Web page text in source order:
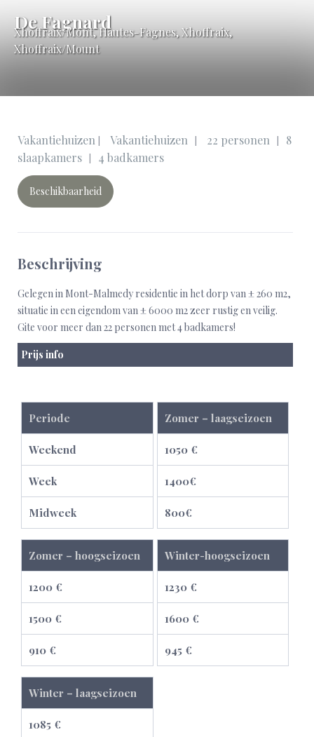
De Fagnard
Xhoffraix/Mont,Hautes-Fagnes, Xhoffraix,
Xhoffraix/Mount
Vakantiehuizen Vakantiehuizen 22 personen
8
slaapkamers
4 badkamers
Beschikbaarheid
Beschrijving
Gelegen in Mont-Malmedy residentie in het dorp van ± 260 m2,
situatie in een eigendom van ± 6000 m2 zeer rustig en veilig.
Gite voor meer dan 22 personen met 4 badkamers!
Prijs info
Periode
Weekend
Week
Midweek
Zomer – laagseizoen
1050 €
1400€
800€
Zomer – hoogseizoen
1200 €
1500 €
910 €
Winter-hoogseizoen
1230 €
1600 €
945 €
Winter – laagseizoen
1085 €